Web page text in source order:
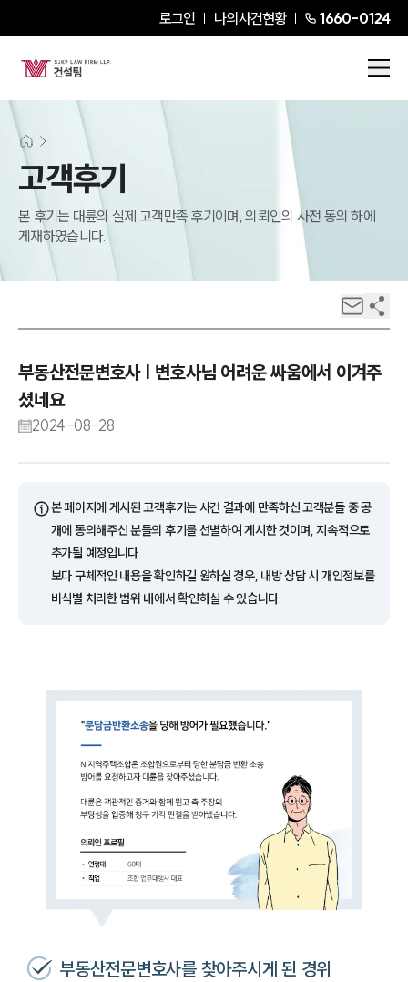
로그인 나의사건현황 1660-0124
고객후기
본 후기는 대륜의 실제 고객만족 후기이며, 의뢰인의 사전 동의 하에
게재하였습니다.
부동산전문변호사 | 변호사님 어려운 싸움에서 이겨주
셨네요
2024-08-28
ⓘ본 페이지에 게시된 고객후기는 사건 결과에 만족하신 고객분들 중 공
개에 동의해주신 분들의 후기를 선별하여 게시한 것이며, 지속적으로
추가될 예정입니다.
보다 구체적인 내용을 확인하길 원하실 경우, 내방 상담 시 개인정보를
비식별 처리한 범위 내에서 확인하실 수 있습니다.
부동산전문변호사를 찾아주시게 된 경위